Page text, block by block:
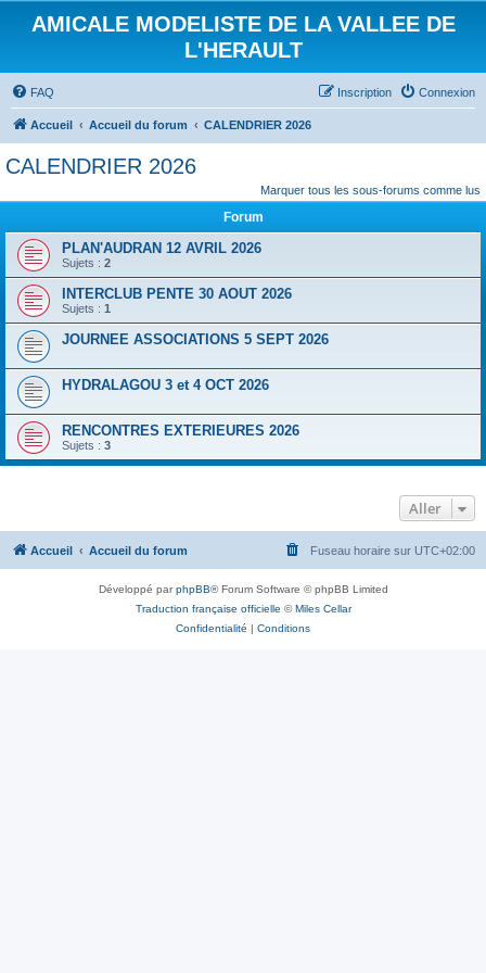
AMICALE MODELISTE DE LA VALLEE DE
L'HERAULT
FAQ Connexion
Inscription
Accueil Accueil du forum CALENDRIER 2026
CALENDRIER 2026
Marquer tous les sous-forums comme lus
Forum
PLAN'AUDRAN 12 AVRIL 2026
Sujets : 2
INTERCLUB PENTE 30 AOUT 2026
Sujets : 1
JOURNEE ASSOCIATIONS 5 SEPT 2026
HYDRALAGOU 3 et 4 OCT 2026
RENCONTRES EXTERIEURES 2026
Sujets : 3
Aller
Accueil Accueil du forum Fuseau horaire sur UTC+02:00
Développé parphpBB® Forum Software © phpBB Limited
Traduction française officielle ©Miles Cellar
Confidentialité | Conditions